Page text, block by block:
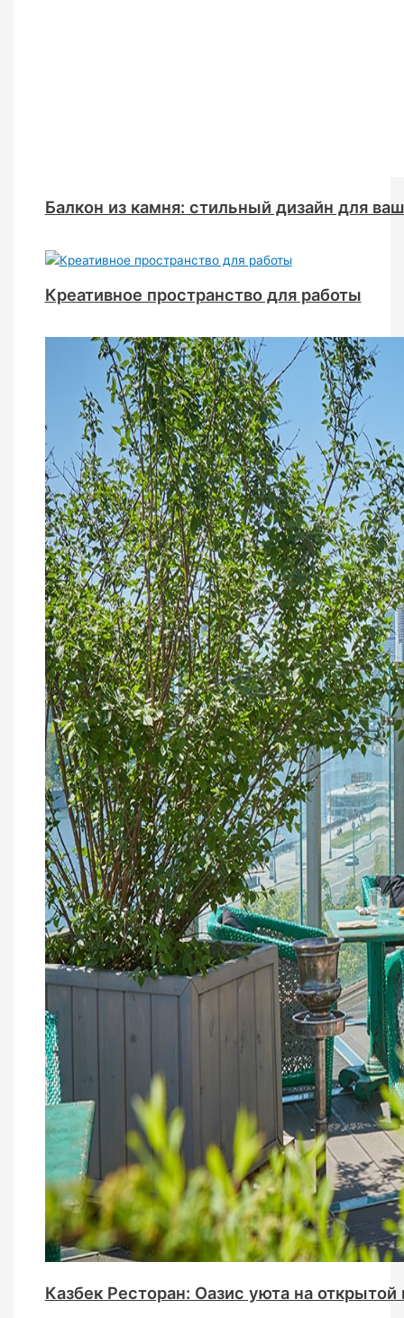
Балкон из камня: стильный дизайн для
Креативное пространство для работы
Казбек Ресторан: Оазис уюта на открытой